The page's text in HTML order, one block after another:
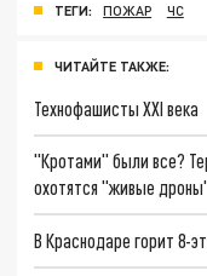
ТЕГИ: ПОЖАР ЧС
ЧИТАЙТЕ ТАКЖЕ:
Технофашисты XXI века
"Кротами" были все?
охотятся "живые
В Краснодаре горит 8-